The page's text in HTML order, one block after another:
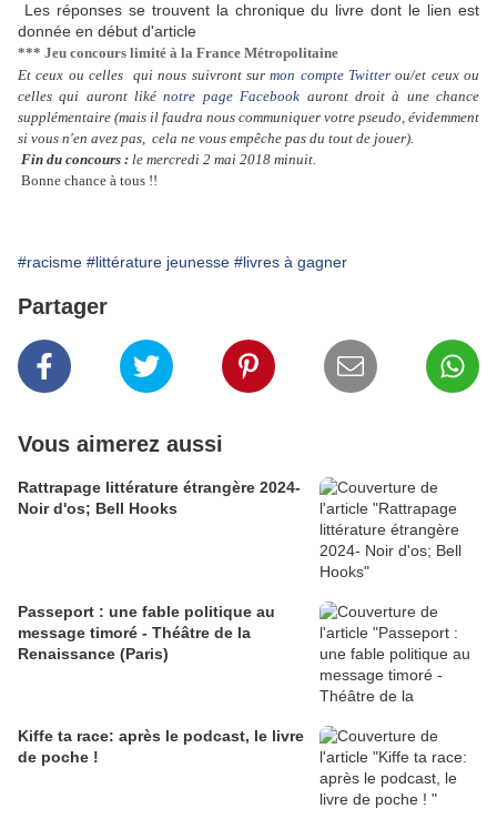
Les réponses se trouvent la chronique du livre dont le lien est
donnée en début d'article
*** Jeu concours limité à la France Métropolitaine
Et ceux ou celles qui nous suivront surmon compte Twitterou/et ceux ou
celles qui auront liké notre page Facebook auront droit à une chance
supplémentaire (mais il faudra nous communiquer votre pseudo, évidemment
si vous n'en avez pas, cela ne vous empêche pas du tout de jouer).
Fin du concours : le mercredi 2 mai 2018 minuit.
Bonne chance à tous !!
#racisme #littérature jeunesse #livres à gagner
Partager
Vous aimerez aussi
Rattrapage littérature étrangère 2024-
Noir d'os; Bell Hooks
Passeport : une fable politique au
message timoré - Théâtre de la
Renaissance (Paris)
Kiffe ta race: après le podcast, le livre
de poche !